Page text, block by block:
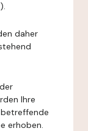
daher
Ihre
erhoben.